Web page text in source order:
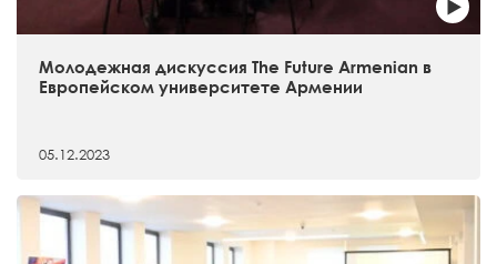
Молодежная дискуссия The Future Armenian в
Европейском университете Армении
05.12.2023